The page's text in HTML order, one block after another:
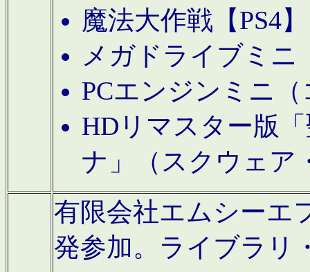
魔法大作戦【PS4
メガドライブミニ
PCエンジンミニ
HDリマスター版
ナ」（スクウェア
有限会社エムシーエ
発参加。ライブラリ